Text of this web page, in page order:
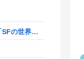
シャープの洗濯機が「広告をしゃべる」ようになり物議、点滅するボタンを押すと洗剤のキャンペーン音声 「SFの世界だ」 [朝一から閉店までφ★]